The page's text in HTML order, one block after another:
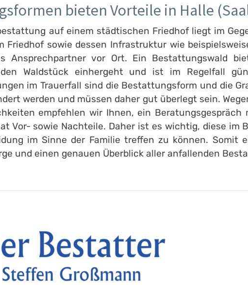
bieten Vorteile in Halle
auf einem städtischen Friedhof liegt im
Friedhof sowie dessen Infrastruktur wie
Ansprechpartner vor Ort. Ein Bestattungswald
Waldstück einhergeht und ist im Regelfall
im Trauerfall sind die Bestattungsform und die
werden und müssen daher gut überlegt sein.
empfehlen wir Ihnen, ein
Vor- sowie Nachteile. Daher ist es wichtig, diese im
im Sinne der Familie treffen zu können. Somit
und einen genauen Überblick aller anfallenden